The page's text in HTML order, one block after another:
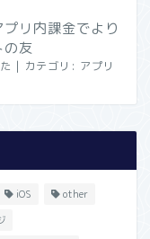
リ内課金でより
の友
| カテゴリ: アプリ
iOS other